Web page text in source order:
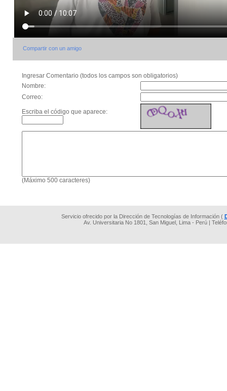
Compartir con un amigo
Ingresar Comentario (todos los campos son obligatorios)
Nombre:
Correo:
Escriba el código que aparece:
(Máximo 500 caracteres)
Servicio ofrecido por la Dirección de Tecnologías de Información (
Av. Universitaria No 1801, San Miguel, Lima - Perú |